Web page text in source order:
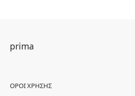
prima
ΌΡΟΙ ΧΡΉΣΗΣ